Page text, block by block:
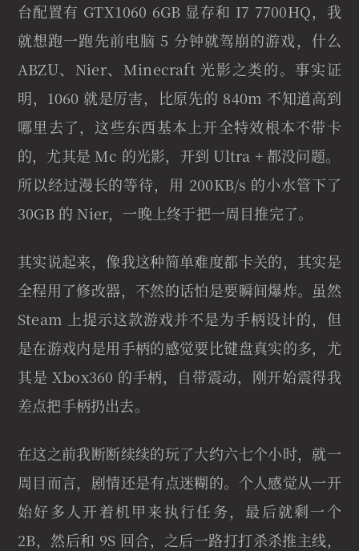
台配置有 GTX1060 6GB 显存和 I7 7700HQ，我
就想跑一跑先前电脑 5 分钟就驾崩的游戏，什么
ABZU、Nier、Minecraft 光影之类的。事实证
明，1060 就是厉害，比原先的 840m 不知道高到
哪里去了，这些东西基本上开全特效根本不带卡
的，尤其是 Mc 的光影，开到 Ultra + 都没问题。
所以经过漫长的等待，用 200KB/s 的小水管下了
30GB 的 Nier，一晚上终于把一周目推完了。
其实说起来，像我这种简单难度都卡关的，其实是
全程用了修改器，不然的话怕是要瞬间爆炸。虽然
Steam 上提示这款游戏并不是为手柄设计的，但
是在游戏内是用手柄的感觉要比键盘真实的多，尤
其是 Xbox360 的手柄，自带震动，刚开始震得我
差点把手柄扔出去。
在这之前我断断续续的玩了大约六七个小时，就一
周目而言，剧情还是有点迷糊的。个人感觉从一开
始好多人开着机甲来执行任务，最后就剩一个
2B，然后和 9S 回合，之后一路打打杀杀推主线，